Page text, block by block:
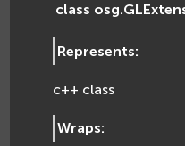
class osg.
Represents:
c++ class
Wraps: